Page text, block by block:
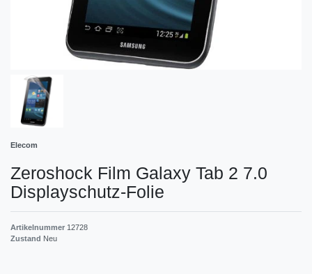
Elecom
Zeroshock Film Galaxy Tab 2 7.0
Displayschutz-Folie
Artikelnummer 12728
Zustand Neu